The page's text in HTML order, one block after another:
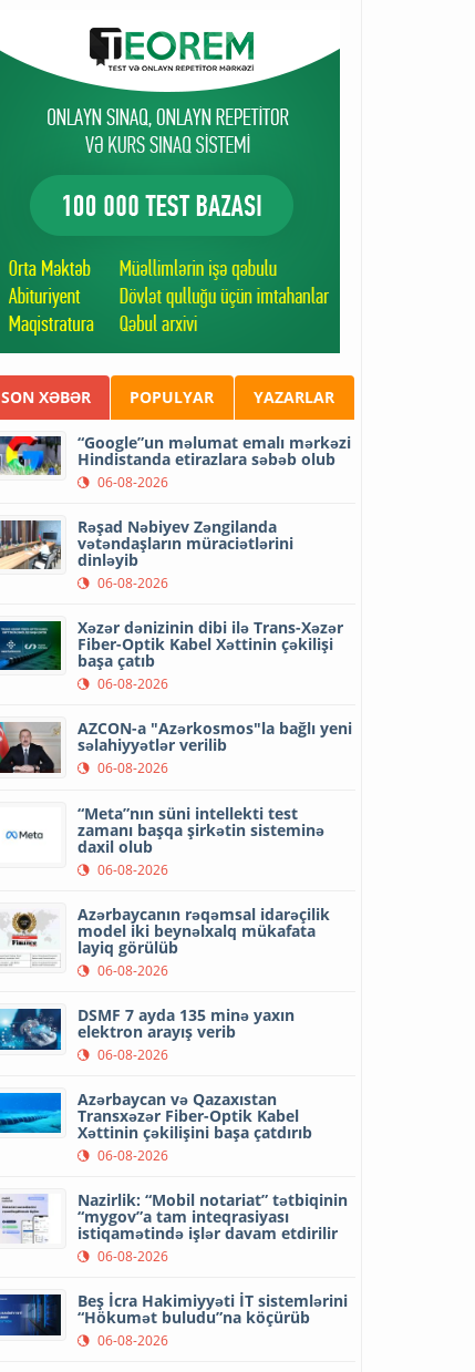
SON XƏBƏR POPULYAR YAZARLAR
“Google”un məlumat emalı mərkəzi
Hindistanda etirazlara səbəb olub
06-08-2026
Rəşad Nəbiyev Zəngilanda
vətəndaşların müraciətlərini
dinləyib
06-08-2026
Xəzər dənizinin dibi ilə Trans-Xəzər
Fiber-Optik Kabel Xəttinin çəkilişi
başa çatıb
06-08-2026
AZCON-a "Azərkosmos"la bağlı yeni
səlahiyyətlər verilib
06-08-2026
“Meta”nın süni intellekti test
zamanı başqa şirkətin sisteminə
daxil olub
06-08-2026
Azərbaycanın rəqəmsal idarəçilik
model iki beynəlxalq mükafata
layiq görülüb
06-08-2026
DSMF 7 ayda 135 minə yaxın
elektron arayış verib
06-08-2026
Azərbaycan və Qazaxıstan
Transxəzər Fiber-Optik Kabel
Xəttinin çəkilişini başa çatdırıb
06-08-2026
Nazirlik: “Mobil notariat” tətbiqinin
“mygov”a tam inteqrasiyası
istiqamətində işlər davam etdirilir
06-08-2026
Beş İcra Hakimiyyəti İT sistemlərini
“Hökumət buludu”na köçürüb
06-08-2026